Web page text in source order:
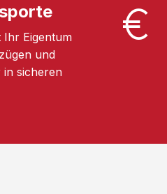
Eigentum
und
sicheren